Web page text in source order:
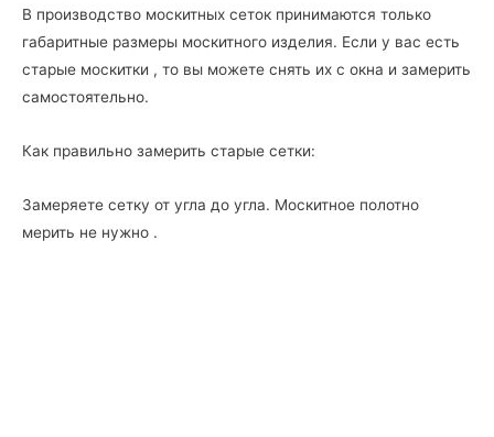
В производство москитных сеток принимаются только
габаритные размеры москитного изделия. Если у вас есть
старые москитки , то вы можете снять их с окна и замерить
самостоятельно.
Как правильно замерить старые сетки:
Замеряете сетку от угла до угла. Москитное полотно
мерить не нужно .